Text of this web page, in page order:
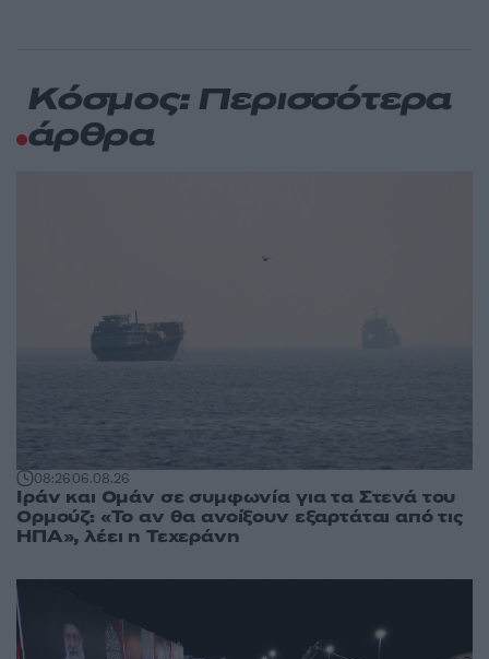
Κόσμος: Περισσότερα
άρθρα
08:2606.08.26
Ιράν και Ομάν σε συμφωνία για τα Στενά του
Ορμούζ: «Το αν θα ανοίξουν εξαρτάται από τις
ΗΠΑ», λέει η Τεχεράνη